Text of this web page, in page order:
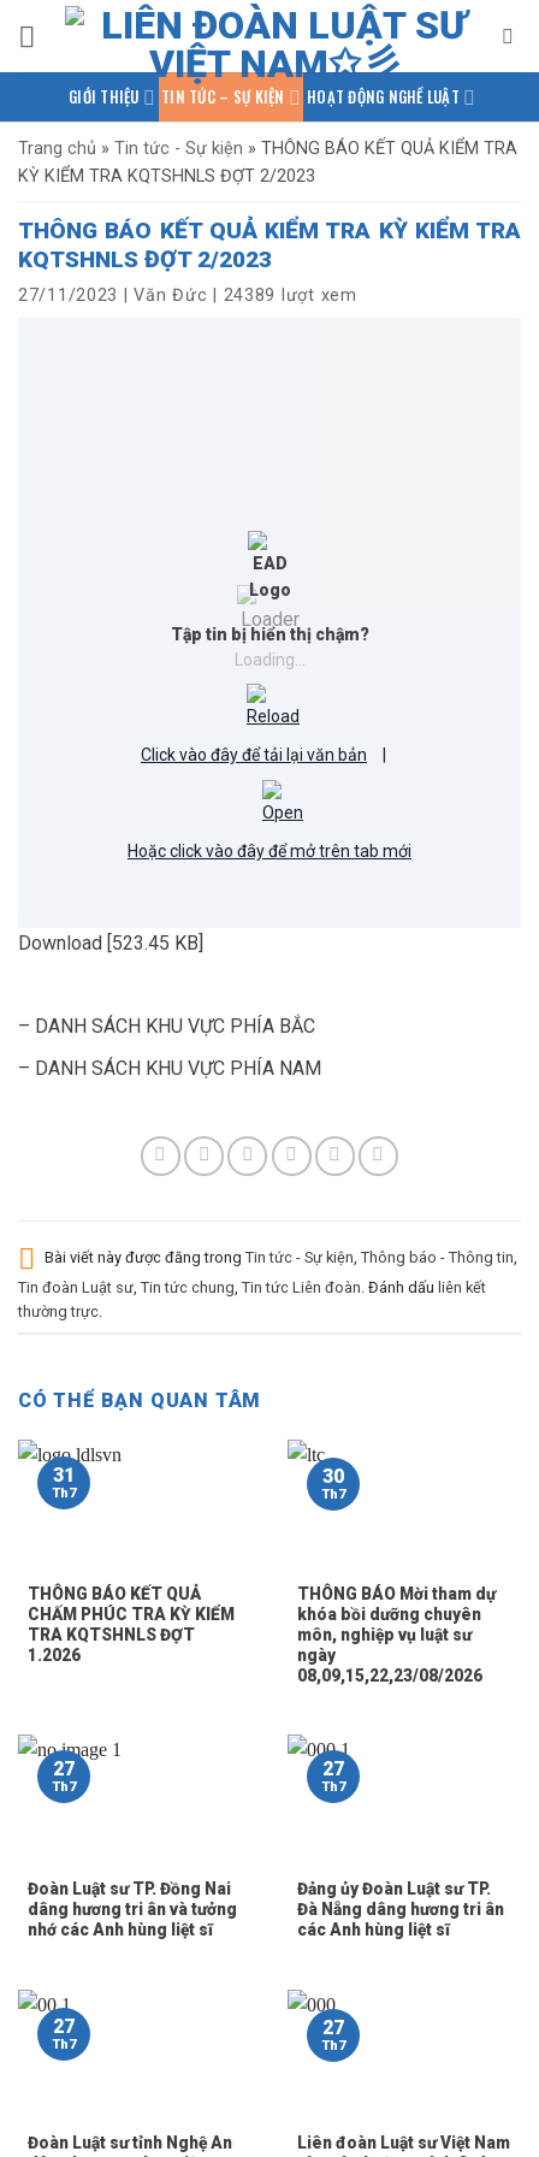
qua
nội
GIỚI THIỆU TIN TỨC – SỰ KIỆN HOẠT ĐỘNG NGHỀ LUẬT
PHÁP LUẬT QUỐC TẾ NGHIÊN CỨU – TRAO ĐỔI
Trang chủ » Tin tức - Sự kiện » THÔNG BÁO KẾT QUẢ KIỂM TRA
KỲ KIỂM TRA KQTSHNLS ĐỢT 2/2023
THÔNG BÁO KẾT QUẢ KIỂM TRA KỲ KIỂM TRA
KQTSHNLS ĐỢT 2/2023
27/11/2023 |Văn Đức 24389 lượt xem
Loading...
Tập tin bị hiển thị chậm?
Click vào đây để tải lại văn bản
Hoặc click vào đây để mở trên tab mới
Download [523.45 KB]
– DANH SÁCH KHU VỰC PHÍA BẮC
– DANH SÁCH KHU VỰC PHÍA NAM
Bài viết này được đăng trong Tin tức - Sự kiện Thông báo - Thông tin
Tin đoàn Luật sư Tin tức chung Tin tức Liên đoàn . Đánh dấu liên kết
thường trực
CÓ THỂ BẠN QUAN TÂM
THÔNG BÁO KẾT QUẢ
CHẤM PHÚC TRA KỲ KIỂM
TRA KQTSHNLS ĐỢT
1.2026
31
Th7
THÔNG BÁO Mời tham dự
khóa bồi dưỡng chuyên
môn, nghiệp vụ luật sư
ngày
08,09,15,22,23/08/2026
30
Th7
Đoàn Luật sư TP. Đồng Nai
dâng hương tri ân và tưởng
nhớ các Anh hùng liệt sĩ
27
Th7
Đảng ủy Đoàn Luật sư TP.
Đà Nẵng dâng hương tri ân
các Anh hùng liệt sĩ
27
Th7
Đoàn Luật sư tỉnh Nghệ An
27
Th7
Liên đoàn Luật sư Việt Nam
27
Th7